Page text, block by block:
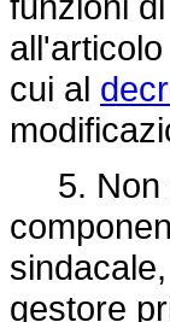
cui al
5. Non
gestore